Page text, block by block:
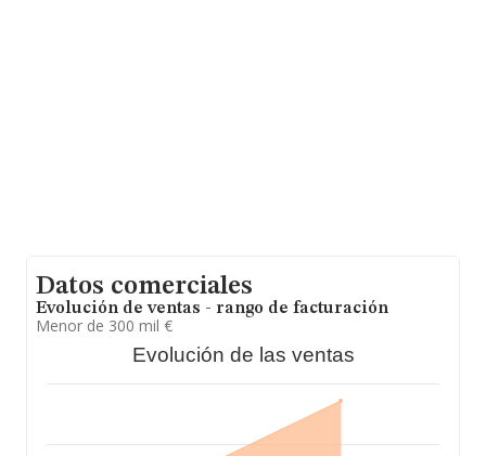
Datos comerciales
Evolución de ventas - rango de facturación
Menor de 300 mil €
Evolución de las ventas